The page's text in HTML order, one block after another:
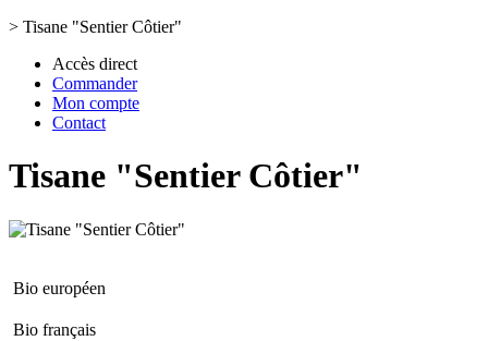
> Tisane "Sentier Côtier"
Accès direct
Commander
Mon compte
Contact
Tisane "Sentier Côtier"
Bio européen
Bio français